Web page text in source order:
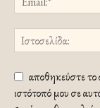
αποθηκεύστε το
ιστότοπό μου σε